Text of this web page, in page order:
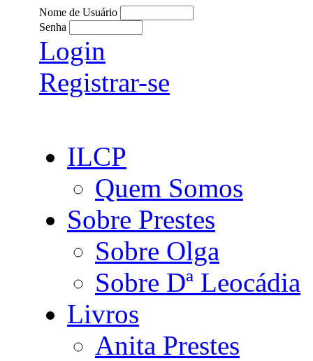
Nome de Usuário
Senha
Login
Registrar-se
ILCP
Quem Somos
Sobre Prestes
Sobre Olga
Sobre Dª Leocádia
Livros
Anita Prestes